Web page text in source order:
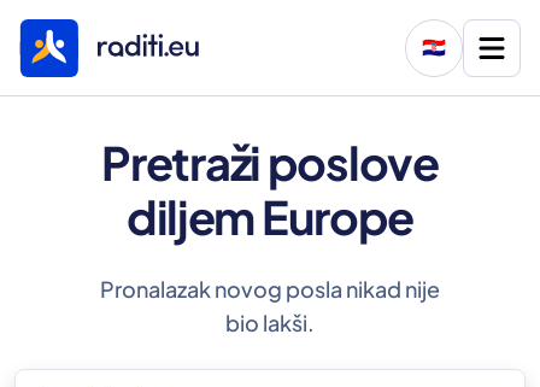
🇭🇷
Pretraži poslove
diljem Europe
Pronalazak novog posla nikad nije
bio lakši.